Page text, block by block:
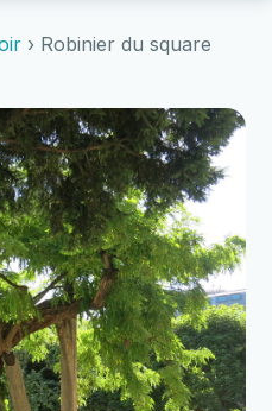
› Robinier du square